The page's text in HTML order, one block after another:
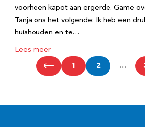
voorheen kapot aan ergerde. Game
Tanja ons het volgende: Ik heb een
huishouden en te…
Lees meer
1 2 …